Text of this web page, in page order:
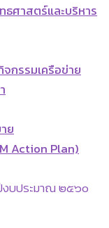
ศาสตร์และบริหาร
กรรมเครือข่าย
ย
Action Plan)
งบประมาณ ๒๕๖๐